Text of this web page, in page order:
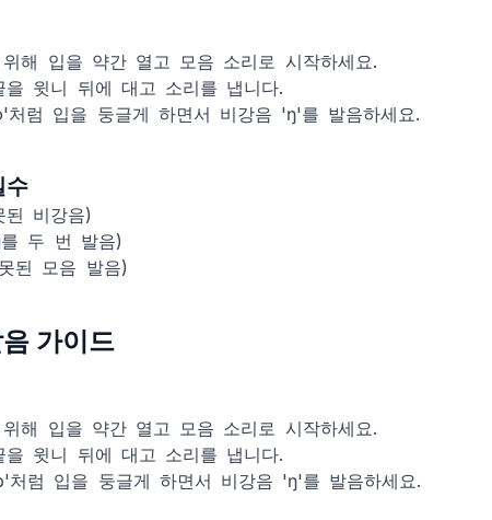
해 입을 약간 열고 모음 소리로 시작하세요.
을 윗니 뒤에 대고 소리를 냅니다.
럼 입을 둥글게 하면서 비강음 'ŋ'를 발음하세요.
수
비강음)
두 번 발음)
된 모음 발음)
가이드
해 입을 약간 열고 모음 소리로 시작하세요.
을 윗니 뒤에 대고 소리를 냅니다.
럼 입을 둥글게 하면서 비강음 'ŋ'를 발음하세요.